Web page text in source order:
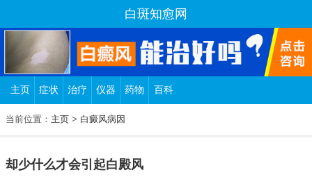
白斑知愈网
主页 症状 治疗 仪器 药物 百科
当前位置： 主页 > 白癜风病因
却少什么才会引起白殿风